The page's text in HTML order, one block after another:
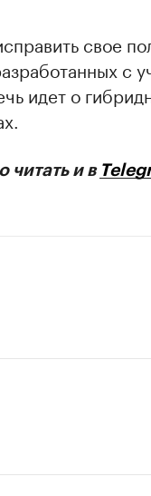
свое
с
идет о
читать и в